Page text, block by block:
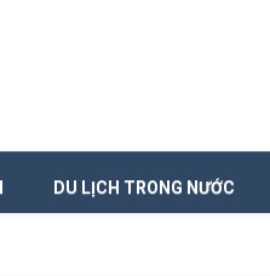
DU LỊCH TRONG NƯỚC